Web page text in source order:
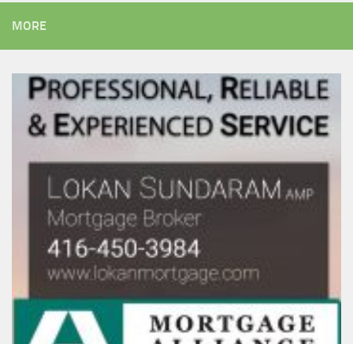
MORE